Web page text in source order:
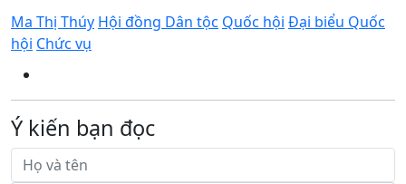
Ma Thị Thúy Hội đồng Dân tộc Quốc hội Đại biểu Quốc
hội Chức vụ
Ý kiến bạn đọc